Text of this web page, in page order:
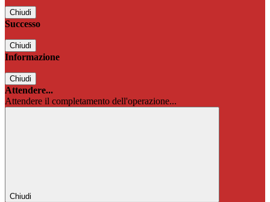
Chiudi
Successo
Chiudi
Informazione
Chiudi
Attendere...
Attendere il completamento dell'operazione...
Chiudi